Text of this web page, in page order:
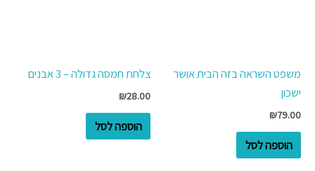
משפט השראה בזה הבית אושר
ישכון
₪79.00
הוספה לסל
צלחת חמסה גדולה – 3 אבנים
₪28.00
הוספה לסל